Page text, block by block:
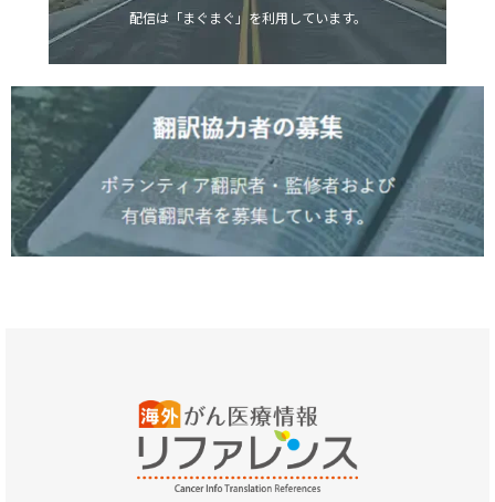
配信は「まぐまぐ」を利用しています。